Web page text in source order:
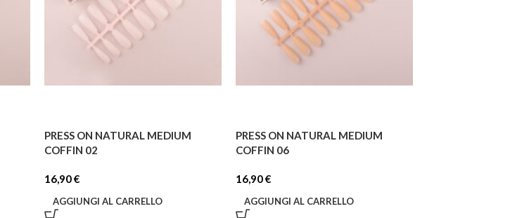
PRESS ON NATURAL MEDIUM
COFFIN 02
16,90€
AGGIUNGI AL CARRELLO
PRESS ON NATURAL MEDIUM
COFFIN 06
16,90€
AGGIUNGI AL CARRELLO